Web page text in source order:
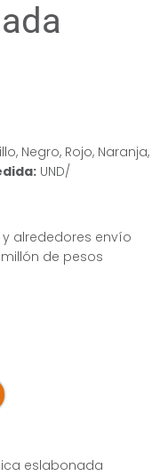
Negro, Rojo, Naranja,
UND/
y alrededores envío
de pesos
eslabonada